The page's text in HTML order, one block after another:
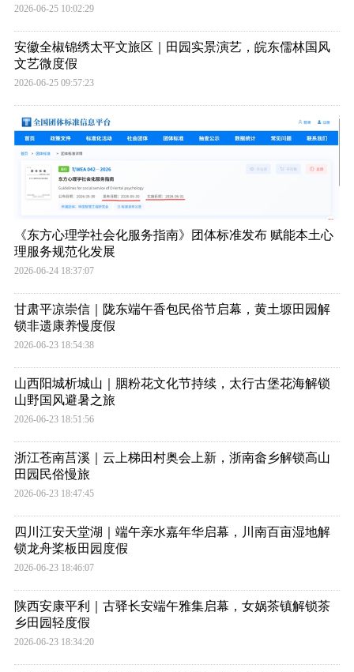
2026-06-25 10:02:29
安徽全椒锦绣太平文旅区｜田园实景演艺，皖东儒林国风
文艺微度假
2026-06-25 09:57:23
《东方心理学社会化服务指南》团体标准发布 赋能本土心
理服务规范化发展
2026-06-24 18:37:07
甘肃平凉崇信｜陇东端午香包民俗节启幕，黄土塬田园解
锁非遗康养慢度假
2026-06-23 18:54:38
山西阳城析城山｜胭粉花文化节持续，太行古堡花海解锁
山野国风避暑之旅
2026-06-23 18:51:56
浙江苍南莒溪｜云上梯田村奥会上新，浙南畲乡解锁高山
田园民俗慢旅
2026-06-23 18:47:45
四川江安天堂湖｜端午亲水嘉年华启幕，川南百亩湿地解
锁龙舟桨板田园度假
2026-06-23 18:46:07
陕西安康平利｜古驿长安端午雅集启幕，女娲茶镇解锁茶
乡田园轻度假
2026-06-23 18:34:20